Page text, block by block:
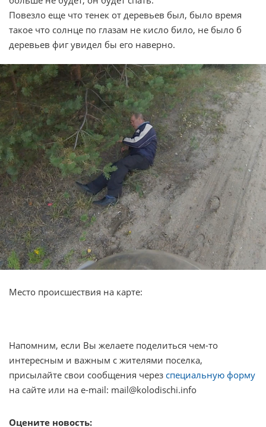
Повезло еще что тенек от деревьев был, было время
такое что солнце по глазам не кисло било, не было б
деревьев фиг увидел бы его наверно.
Место происшествия на карте:
Напомним, если Вы желаете поделиться чем-то
интересным и важным с жителями поселка,
присылайте свои сообщения через специальную форму
на сайте или на e-mail: mail@kolodischi.info
Оцените новость: